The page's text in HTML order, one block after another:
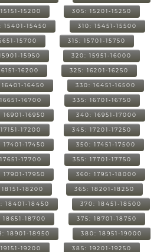
15200 305: 15201-15250
15401-15450 310: 15451-15500
15700 315: 15701-15750
15950 320: 15951-16000
16200 325: 16201-16250
16450 330: 16451-16500
16700 335: 16701-16750
16901-16950 340: 16951-17000
17200 345: 17201-17250
17401-17450 350: 17451-17500
17700 355: 17701-17750
17901-17950 360: 17951-18000
18200 365: 18201-18250
18401-18450 370: 18451-18500
18651-18700 375: 18701-18750
18901-18950 380: 18951-19000
19200 385: 19201-19250